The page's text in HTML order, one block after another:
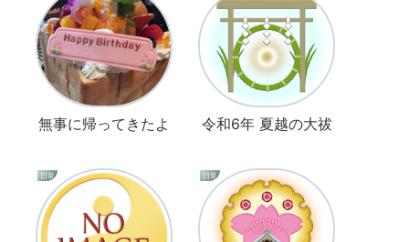
無事に帰ってきたよ 令和6年 夏越の大祓
日常 日常